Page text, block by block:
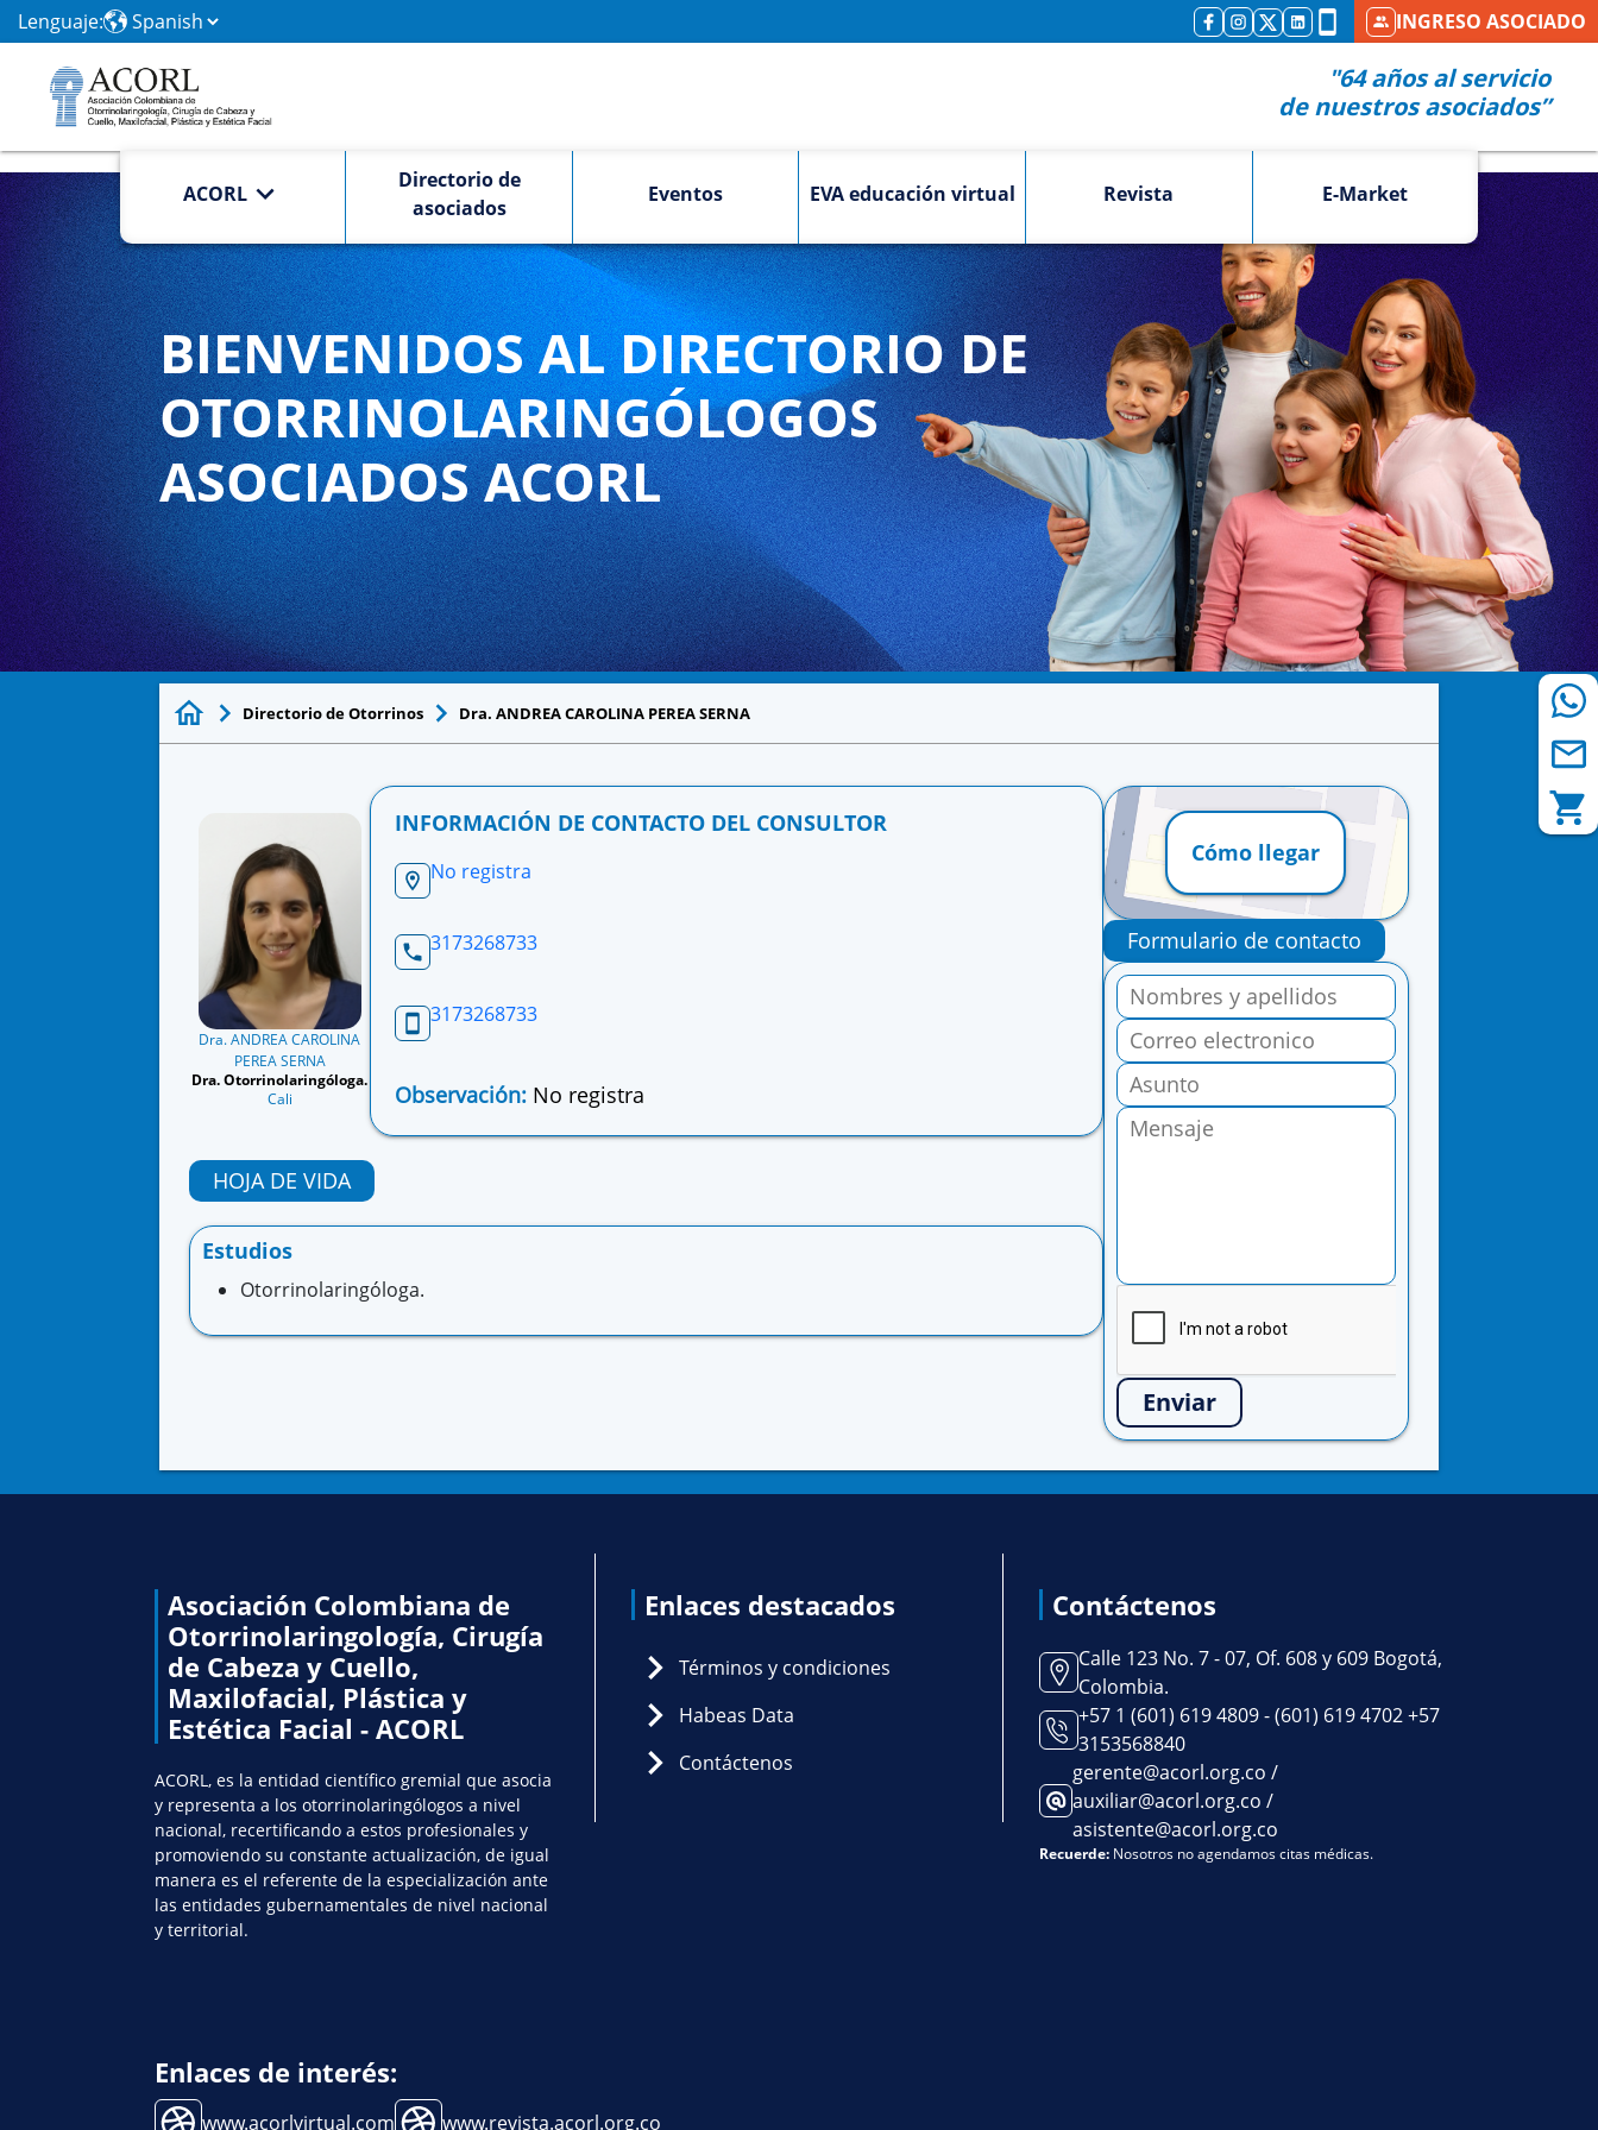
Lenguaje: INGRESO ASOCIADO
"64 años al servicio
de nuestros asociados”
ACORL
Directorio de
asociados
Eventos EVA educación virtual Revista E-Market
BIENVENIDOS AL DIRECTORIO DE
OTORRINOLARINGÓLOGOS
ASOCIADOS ACORL
Directorio de Otorrinos Dra. ANDREA CAROLINA PEREA SERNA
Dra. ANDREA CAROLINA
PEREA SERNA
Dra. Otorrinolaringóloga.
Cali
INFORMACIÓN DE CONTACTO DEL CONSULTOR
No registra
3173268733
3173268733
Observación: No registra
HOJA DE VIDA
Estudios
Otorrinolaringóloga.
Cómo llegar
Formulario de contacto
Enviar
Asociación Colombiana de
Otorrinolaringología, Cirugía
de Cabeza y Cuello,
Maxilofacial, Plástica y
Estética Facial - ACORL
ACORL, es la entidad científico gremial que asocia
y representa a los otorrinolaringólogos a nivel
nacional, recertificando a estos profesionales y
promoviendo su constante actualización, de igual
manera es el referente de la especialización ante
las entidades gubernamentales de nivel nacional
y territorial.
Enlaces destacados
Términos y condiciones
Habeas Data
Contáctenos
Contáctenos
Calle 123 No. 7 - 07, Of. 608 y 609 Bogotá,
Colombia.
+57 1 (601) 619 4809 - (601) 619 4702 +57
3153568840
gerente@acorl.org.co /
auxiliar@acorl.org.co /
asistente@acorl.org.co
Recuerde:Nosotros no agendamos citas médicas.
Enlaces de interés:
www.acorlvirtual.com www.revista.acorl.org.co